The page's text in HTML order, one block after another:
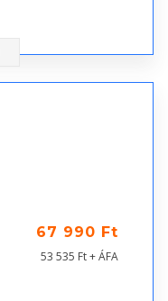
67 990 Ft
53 535 Ft + ÁFA